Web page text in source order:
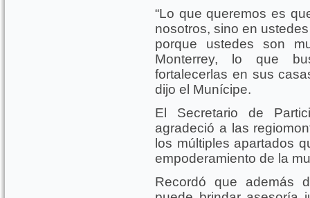
“Lo que queremos es
nosotros, sino en
porque ustedes son
Monterrey, lo que
fortalecerlas en sus
dijo el Munícipe.
El Secretario de
agradeció a las
los múltiples apartados
empoderamiento de la
Recordó que además